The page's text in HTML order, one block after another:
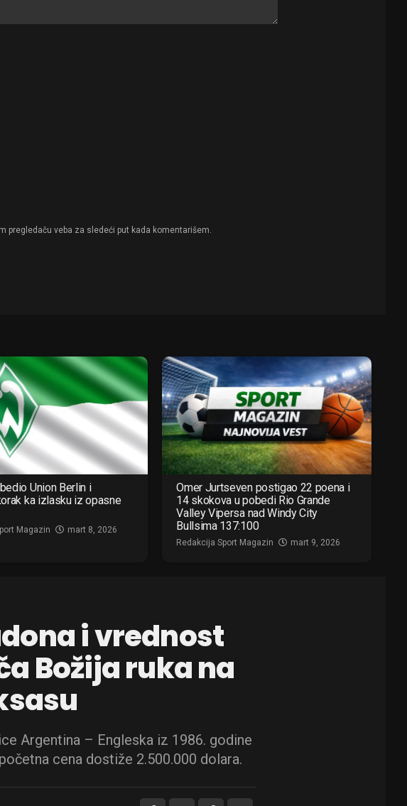
pregledaču veba za sledeći put kada komentarišem.
Union Berlin i
ka izlasku iz opasne
Magazin mart 8, 2026
Omer Jurtseven postigao 22 poena i
14 skokova u pobedi Rio Grande
Valley Vipersa nad Windy City
Bullsima 137:100
Redakcija Sport Magazin mart 9, 2026
i vrednost
Božija ruka na
Argentina – Engleska iz 1986. godine
cena dostiže 2.500.000 dolara.